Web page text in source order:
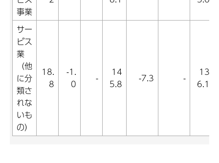
事業
サー
ビス
業
（他
に分
類さ
れな
いも
の）
18.
8
-1.
0
-
14
5.8
-7.3 -
13
6.1